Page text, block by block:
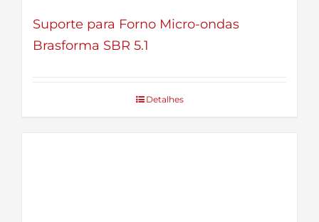
Suporte para Forno Micro-ondas
Brasforma SBR 5.1
Detalhes